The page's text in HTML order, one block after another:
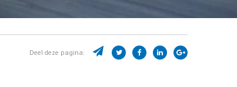
Deel deze pagina: